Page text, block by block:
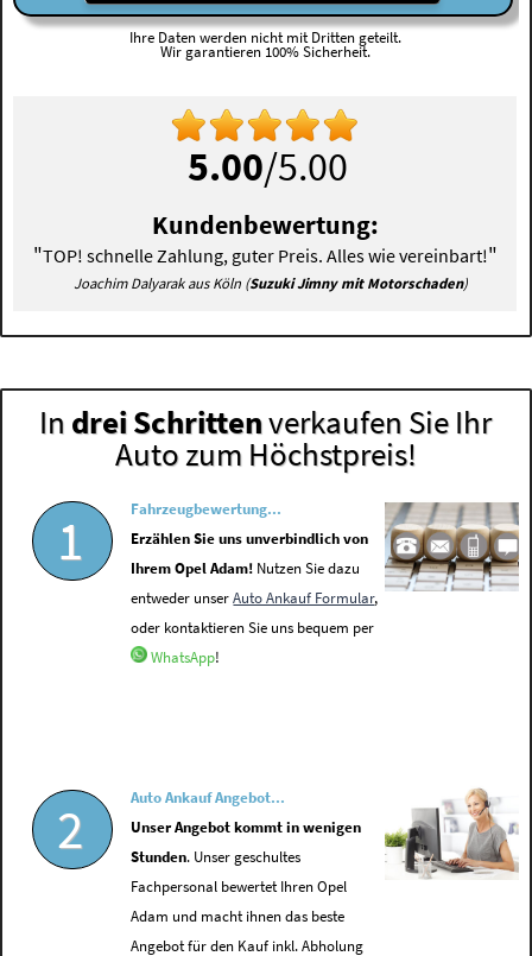
Ihre Daten werden nicht mit Dritten geteilt.
Wir garantieren 100% Sicherheit.
5.00/5.00
Kundenbewertung:
"TOP! schnelle Zahlung, guter Preis. Alles wie vereinbart!"
Joachim Dalyarak aus Köln (Suzuki Jimny mit Motorschaden)
In drei Schrittenverkaufen Sie Ihr
Auto zum Höchstpreis!
1
Fahrzeugbewertung...
Erzählen Sie uns unverbindlich von
Ihrem Opel Adam! Nutzen Sie dazu
entweder unserAuto Ankauf Formular,
oder kontaktieren Sie uns bequem per
WhatsApp!
2
Auto Ankauf Angebot...
Unser Angebot kommt in wenigen
Stunden. Unser geschultes
Fachpersonal bewertet Ihren Opel
Adam und macht ihnen das beste
Angebot für den Kauf inkl. Abholung